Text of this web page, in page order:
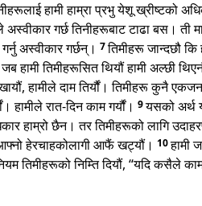
हामी हाम्रा प्रभु येशू ख्रीष्टको
अस्वीकार गर्छ तिनीहरूबाट टाढा बस। ती
अस्वीकार गर्छन्। 7तिमीहरू जान्दछौ कि
हामी तिमीहरूसित थियौं हामी अल्छी
हामीले दाम तिर्यौं। तिमीहरू कुनै
हामीले रात-दिन काम गर्यौं। 9यसको अर्थ
हाम्रो छैन। तर तिमीहरूको लागि
हेरचाहकोलागी आफैं खट्यौं। 10हामी
तिमीहरूको निम्ति दियौं, “यदि कसैले